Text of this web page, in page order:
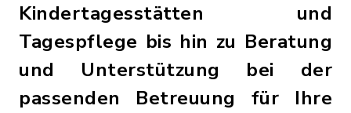
Kindertagesstätten und
Tagespflege bis hin zu Beratung
und Unterstützung bei der
passenden Betreuung für Ihre